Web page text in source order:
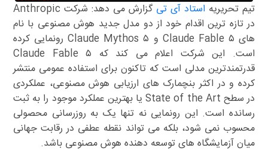
تیم تحریریه استاد آی تی
گزارش می دهد: شرکت Anthropic
در تازه ترین اقدام خود از دو مدل جدید هوش مصنوعی با نام
های Claude Fable ۵ و Claude Mythos ۵ رونمایی کرده
است. این شرکت اعلام می کند که Claude Fable ۵
قدرتمندترین مدلی است که تاکنون برای استفاده عمومی منتشر
کرده و در اکثر بنچمارک های ارزیابی هوش مصنوعی، عملکردی
در سطح State of the Art یا بهترین عملکرد موجود را به ثبت
رسانده است. این رونمایی نه تنها یک به روزرسانی محصولی
محسوب نمی شود، بلکه می تواند نقطه عطفی در رقابت جهانی
میان آزمایشگاه های توسعه دهنده هوش مصنوعی باشد.